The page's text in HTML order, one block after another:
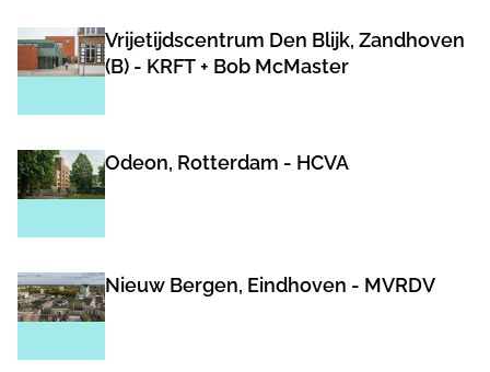
Vrijetijdscentrum Den Blijk, Zandhoven
(B) - KRFT + Bob McMaster
Odeon, Rotterdam - HCVA
Nieuw Bergen, Eindhoven - MVRDV